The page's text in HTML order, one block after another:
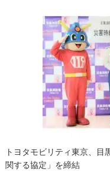
トヨタモビリティ東京、目
関する協定」を締結